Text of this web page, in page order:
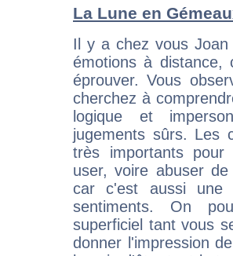
La Lune en
Il y a chez vous
émotions à
éprouver. Vous
cherchez à
logique et
jugements sûrs. Les
très importants
user, voire abuser
car c'est aussi une
sentiments. On
superficiel tant vous
donner l'impression